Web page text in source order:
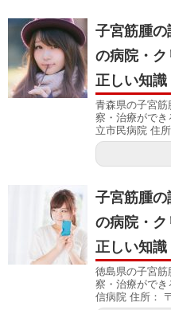
子宮筋腫
の病院・
正しい知識
青森県の子宮
察・治療がで
立市民病院 住
子宮筋腫
の病院・
正しい知識
徳島県の子宮
察・治療がで
信病院 住所：